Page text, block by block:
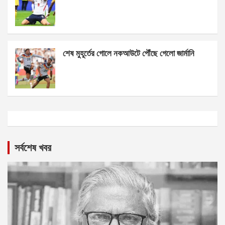
শেষ মুহূর্তের গোলে নকআউটে পৌঁছে গেলো জার্মানি
সর্বশেষ খবর